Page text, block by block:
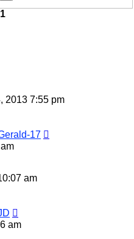
1
2013 7:55 pm
17
am
am